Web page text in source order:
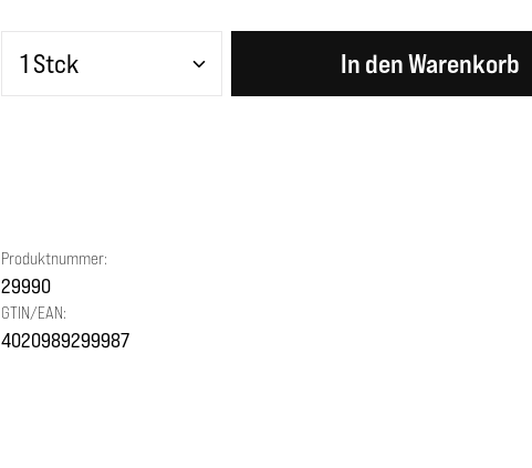
Produkt Anzahl: Gib den gewünschten Wert ein
In den Warenkorb
Produktnummer:
29990
GTIN/EAN:
4020989299987